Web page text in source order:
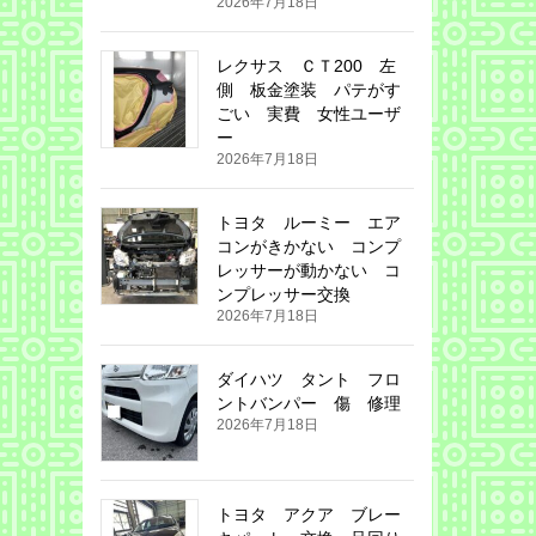
レクサス ＣＴ200 左
側 板金塗装 パテがす
ごい 実費 女性ユーザ
ー
2026年7月18日
トヨタ ルーミー エア
コンがきかない コンプ
レッサーが動かない コ
ンプレッサー交換
2026年7月18日
ダイハツ タント フロ
ントバンパー 傷 修理
2026年7月18日
トヨタ アクア ブレー